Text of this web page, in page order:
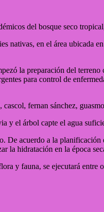
del bosque seco
nativas, en el área ubicada
la preparación del
para control de
fernan sánchez,
y el árbol capte el agua
acuerdo a la
la hidratación en la época
y fauna, se ejecutará entre